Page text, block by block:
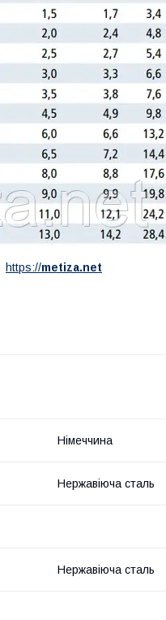
https://metiza.net
Німеччина
Нержавіюча сталь
Нержавіюча сталь